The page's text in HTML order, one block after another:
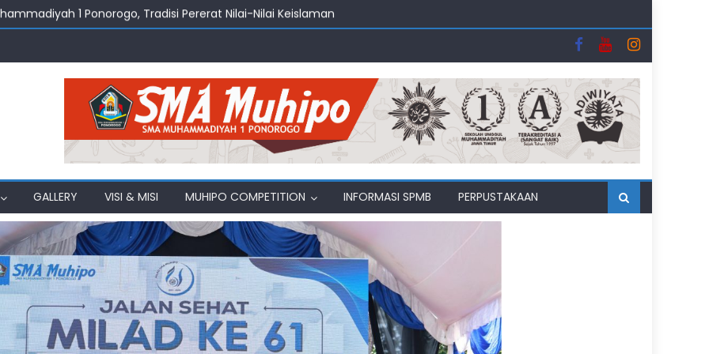
1 Ponorogo, Tradisi Pererat Nilai-Nilai Keislaman
Jadi Momentum Penguatan Nilai Keislaman di SMA Muhipo
SMA Muhammadiyah 1 Ponorogo Gelar Pelepasan Siswa Kelas XII
GALLERY VISI & MISI MUHIPO COMPETITION INFORMASI SPMB PERPUSTAKAAN